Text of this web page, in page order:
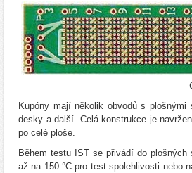
Kupóny mají několik obvodů s
desky a další. Celá konstrukce je
po celé ploše.
Během testu IST se přivádí do
až na 150 °C pro test spolehlivosti nebo